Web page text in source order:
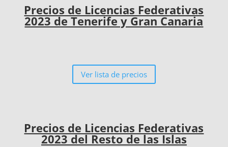
Precios de Licencias Federativas
2023 de Tenerife y Gran Canaria
Ver lista de precios
Precios de Licencias Federativas
2023 del Resto de las Islas